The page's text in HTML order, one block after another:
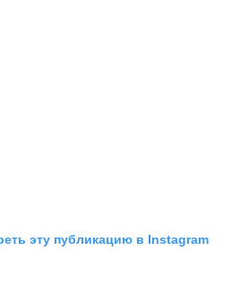
эту публикацию в Instagram